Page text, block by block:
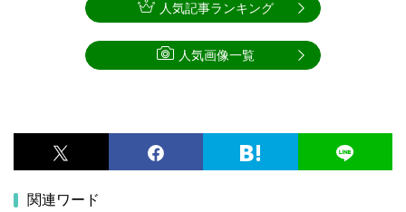
関連ワード
人気記事ランキング
人気画像一覧